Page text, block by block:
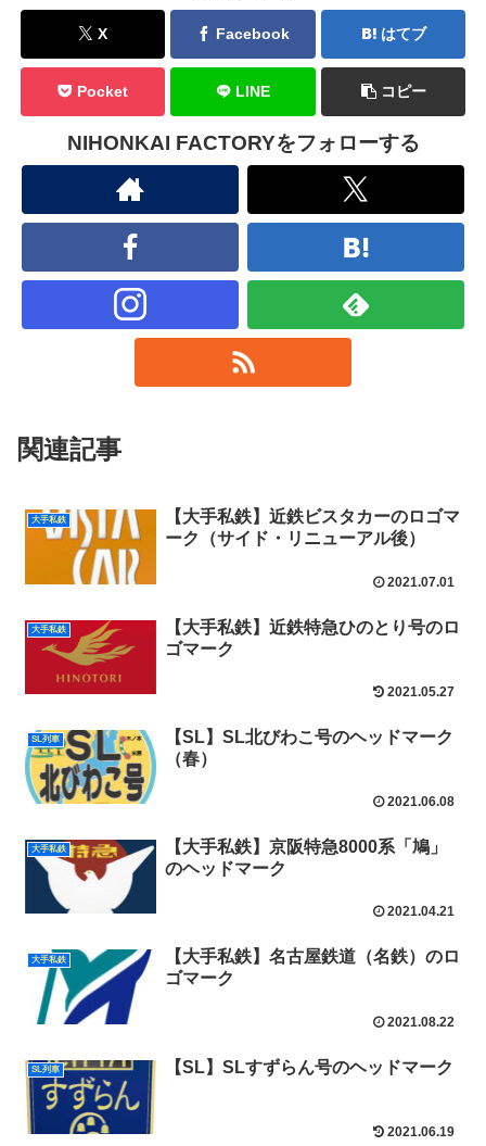
X Facebook はてブ
Pocket LINE コピー
NIHONKAI FACTORYをフォローする
関連記事
大手私鉄
【大手私鉄】近鉄ビスタカーのロゴマ
ーク（サイド・リニューアル後）
2021.07.01
大手私鉄
【大手私鉄】近鉄特急ひのとり号のロ
ゴマーク
2021.05.27
SL列車
【SL】SL北びわこ号のヘッドマーク
（春）
2021.06.08
大手私鉄
【大手私鉄】京阪特急8000系「鳩」
のヘッドマーク
2021.04.21
大手私鉄
【大手私鉄】名古屋鉄道（名鉄）のロ
ゴマーク
2021.08.22
SL列車 【SL】SLすずらん号のヘッドマーク
2021.06.19